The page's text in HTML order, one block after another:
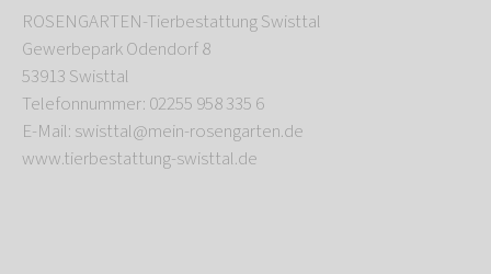
ROSENGARTEN-Tierbestattung Swisttal
Gewerbepark Odendorf 8
53913 Swisttal
Telefonnummer: 02255 958 335 6
E-Mail: swisttal@mein-rosengarten.de
www.tierbestattung-swisttal.de